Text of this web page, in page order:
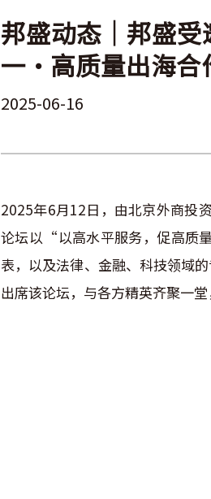
邦盛动态｜邦盛
一·高质量出海合
2025-06-16
2025年6月12日，由北京外商投
论坛以“以高水平服务，促高质
表，以及法律、金融、科技领域
出席该论坛，与各方精英齐聚一